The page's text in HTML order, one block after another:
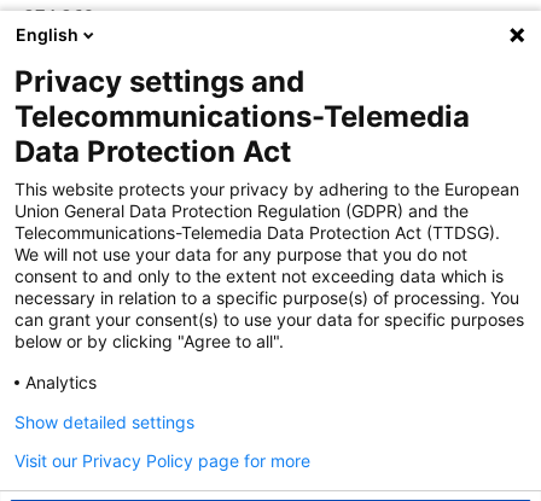
374 360
Zertifiziert für das Sicherheitsmanagem
entsystem unter TU4® durch TÜViT Essen
Zertifiziert für das QM-System nach DIN EN
ISO 9001: 2015, Reg.-Nr. 44 100 091350
durch TÜV NORD CERT
Zertifiziert für Sicherheits- und
Zertifiziert als qualifiziertes Unternehmen für
English
Privacy settings and
Telecommunications-Telemedia
Data Protection Act
This website protects your privacy by adhering to the European
Union General Data Protection Regulation (GDPR) and the
Telecommunications-Telemedia Data Protection Act (TTDSG).
We will not use your data for any purpose that you do not
consent to and only to the extent not exceeding data which is
necessary in relation to a specific purpose(s) of processing. You
can grant your consent(s) to use your data for specific purposes
below or by clicking "Agree to all".
Analytics
Show detailed settings
Visit our Privacy Policy page for more